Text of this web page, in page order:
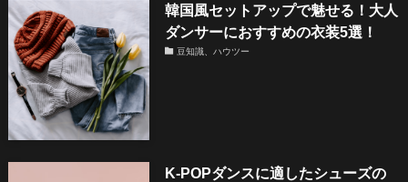
韓国風セットアップで魅せる！大人
ダンサーにおすすめの衣装5選！
豆知識、ハウツー
K-POPダンスに適したシューズの